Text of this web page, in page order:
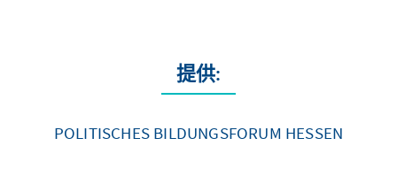
提供:
POLITISCHES BILDUNGSFORUM HESSEN